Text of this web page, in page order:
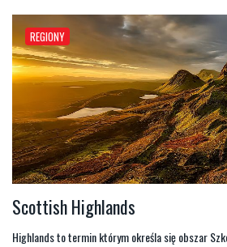
REGIONY
Scottish Highlands
Highlands to termin którym określa się obszar